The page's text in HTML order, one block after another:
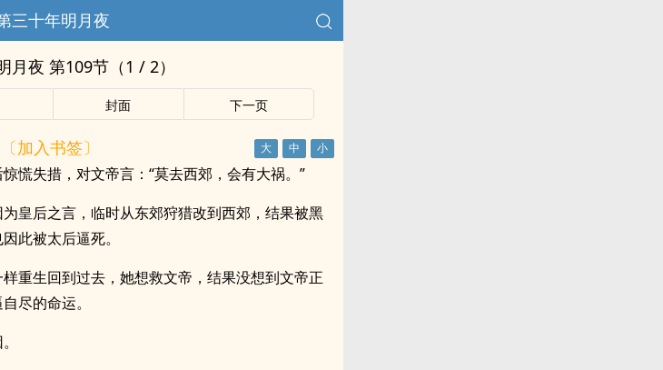
三十年明月夜
月夜 第109节（1 / 2）
封面 下一页
〔加入书签〕
慌失措，对文帝言：“莫去西郊，会有大祸。”
皇后之言，临时从东郊狩猎改到西郊，结果被黑
此被太后逼死。
重生回到过去，她想救文帝，结果没想到文帝正
尽的命运。